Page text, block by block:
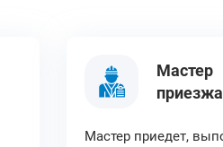
Мастер
Мастер приедет,